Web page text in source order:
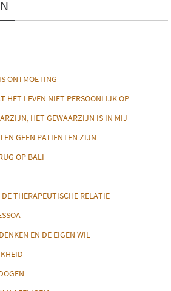
ONTMOETING
HET LEVEN NIET PERSOONLIJK OP
HET GEWAARZIJN IS IN MIJ
GEEN PATIENTEN ZIJN
OP BALI
THERAPEUTISCHE RELATIE
EN DE EIGEN WIL